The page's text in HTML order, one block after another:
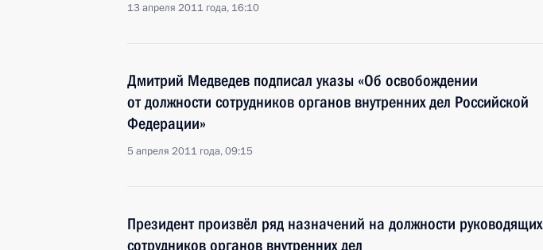
13 апреля 2011 года, 16:10
Дмитрий Медведев подписал указы «Об освобождении
от должности сотрудников органов внутренних дел Российской
Федерации»
5 апреля 2011 года, 09:15
Президент произвёл ряд назначений на должности руководящих
сотрудников органов внутренних дел